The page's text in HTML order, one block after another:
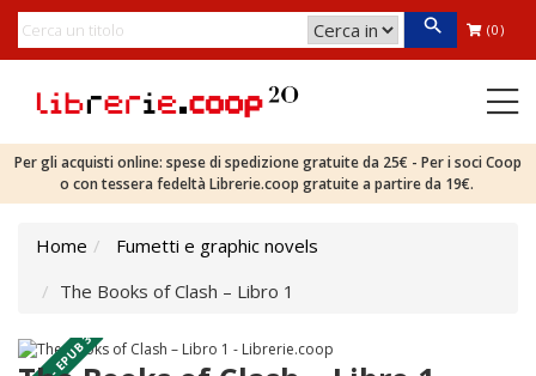
(0)
Per gli acquisti online: spese di spedizione gratuite da 25€ - Per i soci Coop
o con tessera fedeltà Librerie.coop gratuite a partire da 19€.
Home
Fumetti e graphic novels
The Books of Clash – Libro 1